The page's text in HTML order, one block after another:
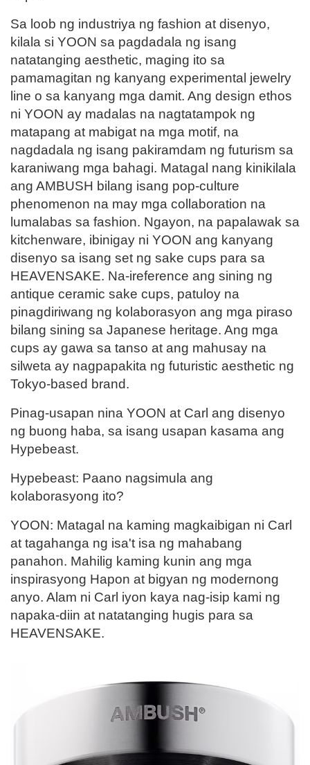
Sa loob ng industriya ng fashion at disenyo,
kilala si YOON sa pagdadala ng isang
natatanging aesthetic, maging ito sa
pamamagitan ng kanyang experimental jewelry
line o sa kanyang mga damit. Ang design ethos
ni YOON ay madalas na nagtatampok ng
matapang at mabigat na mga motif, na
nagdadala ng isang pakiramdam ng futurism sa
karaniwang mga bahagi. Matagal nang kinikilala
ang AMBUSH bilang isang pop-culture
phenomenon na may mga collaboration na
lumalabas sa fashion. Ngayon, na papalawak sa
kitchenware, ibinigay ni YOON ang kanyang
disenyo sa isang set ng sake cups para sa
HEAVENSAKE. Na-ireference ang sining ng
antique ceramic sake cups, patuloy na
pinagdiriwang ng kolaborasyon ang mga piraso
bilang sining sa Japanese heritage. Ang mga
cups ay gawa sa tanso at ang mahusay na
silweta ay nagpapakita ng futuristic aesthetic ng
Tokyo-based brand.
Pinag-usapan nina YOON at Carl ang disenyo
ng buong haba, sa isang usapan kasama ang
Hypebeast.
Hypebeast: Paano nagsimula ang
kolaborasyong ito?
YOON: Matagal na kaming magkaibigan ni Carl
at tagahanga ng isa't isa ng mahabang
panahon. Mahilig kaming kunin ang mga
inspirasyong Hapon at bigyan ng modernong
anyo. Alam ni Carl iyon kaya nag-isip kami ng
napaka-diin at natatanging hugis para sa
HEAVENSAKE.